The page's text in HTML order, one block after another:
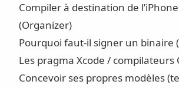
Compiler à destination de
(Organizer)
Pourquoi faut-il signer un binaire
Les pragma Xcode / compilateurs
Concevoir ses propres modèles